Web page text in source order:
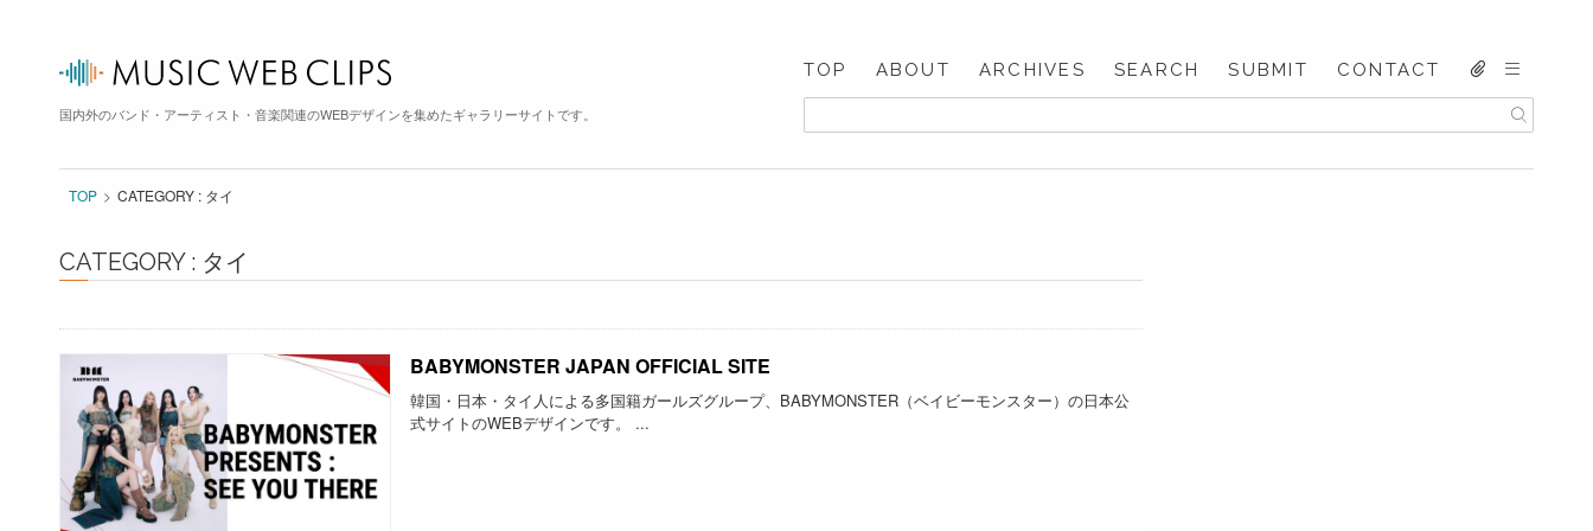
国内外のバンド・アーティスト・音楽関連のWEBデザインを集めたギャラリーサイトです。
TOP ABOUT ARCHIVES SEARCH SUBMIT CONTACT
TOP CATEGORY : タイ
CATEGORY : タイ
BABYMONSTER JAPAN OFFICIAL SITE
韓国・日本・タイ人による多国籍ガールズグループ、BABYMONSTER（ベイビーモンスター）の日本公
式サイトのWEBデザインです。 ...